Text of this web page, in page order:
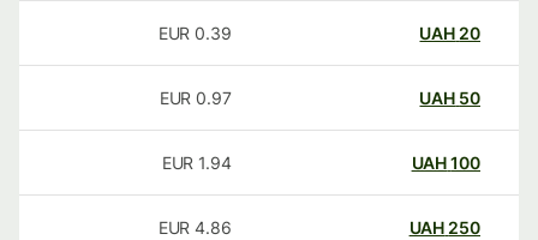
20
UAH
0.39
EUR
50
UAH
0.97
EUR
100
UAH
1.94
EUR
250
UAH
4.86
EUR